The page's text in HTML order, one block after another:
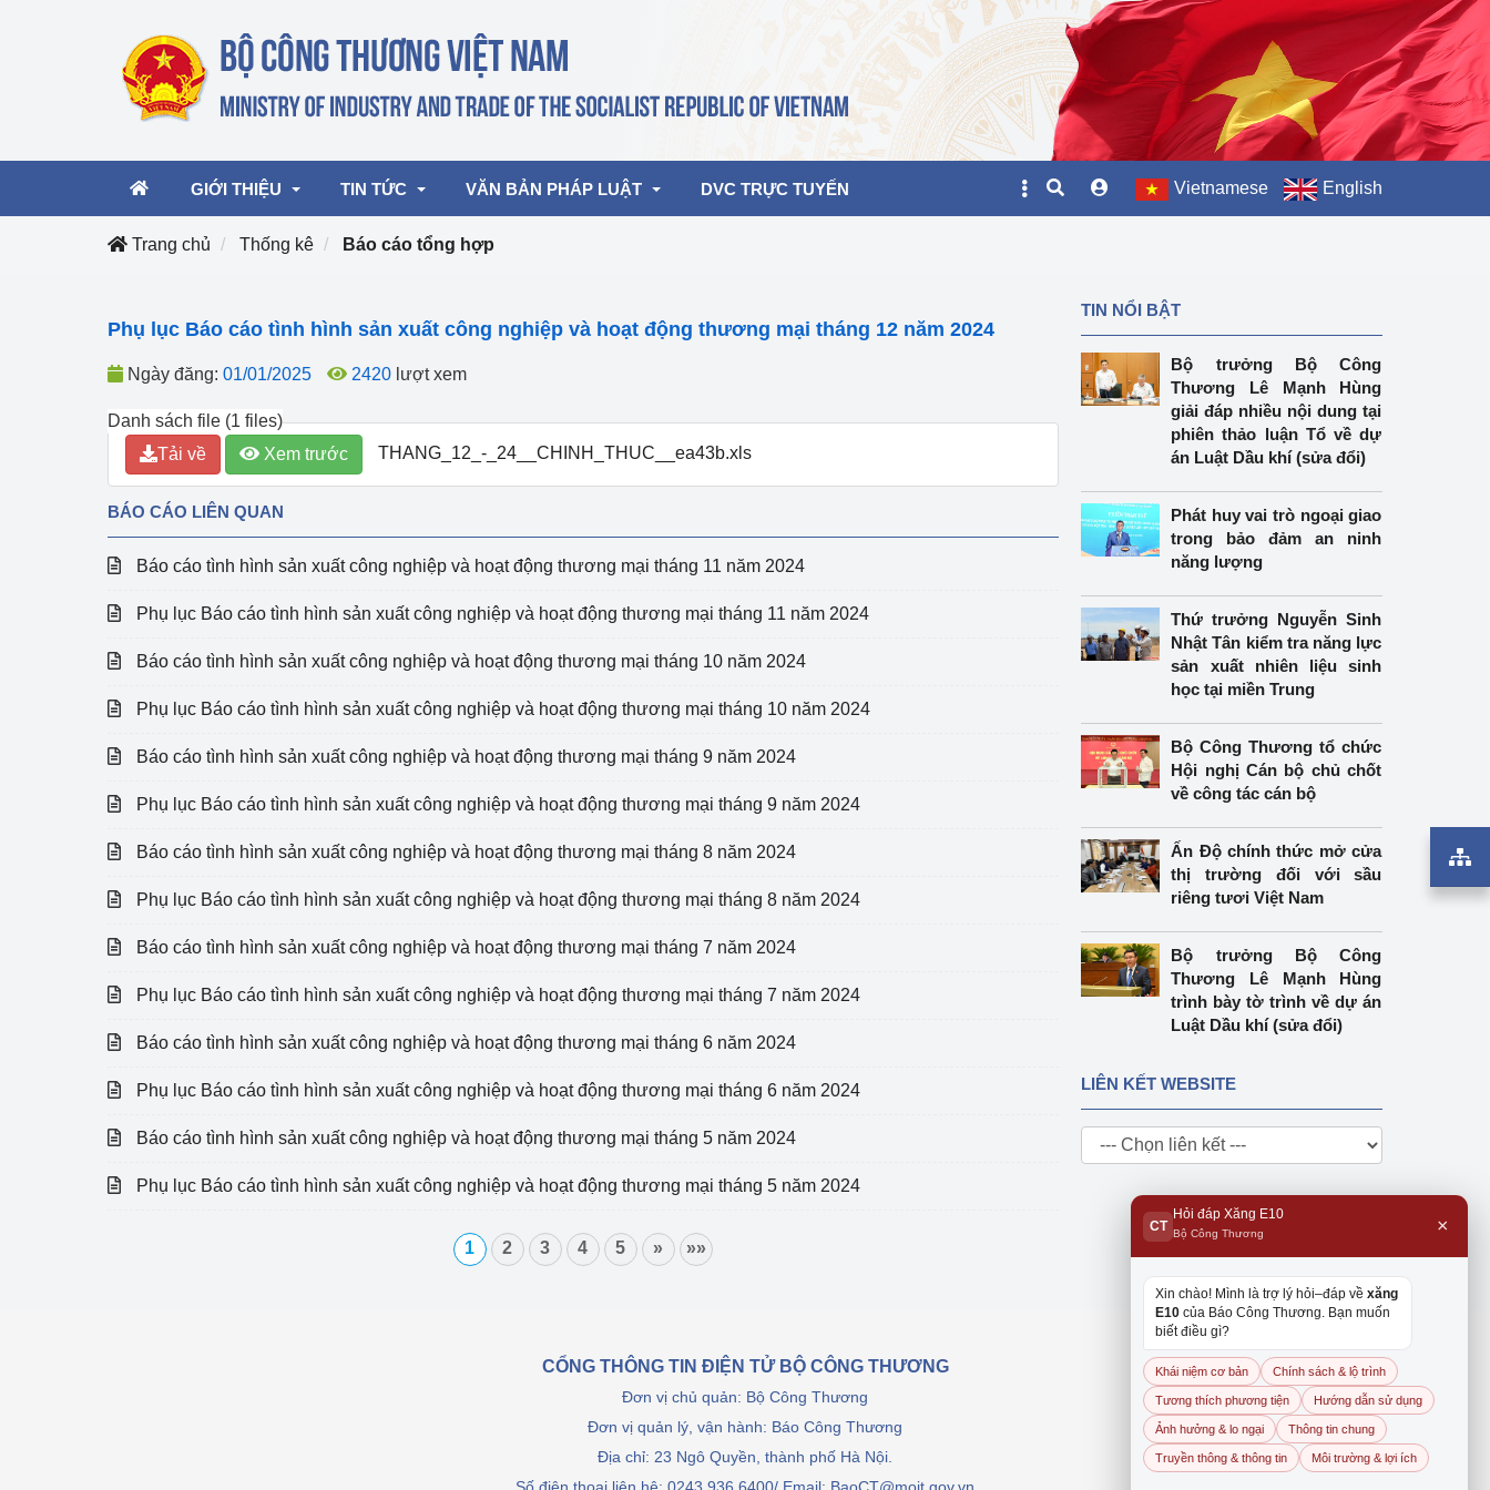
GIỚI THIỆU TIN TỨC
nước
Giải thưởng Công nghiệp, Thương
mại, Dịch vụ Việt Nam 2026
Hoạt động của Bộ trưởng
Thông cáo báo chí
Điểm báo
Chuyển đổi số
Lịch sử phát triển
Bản tin Thị trường Nông Lâm Thủy sản
Phát triển nguồn nhân lực
Phát triển bền vững
Tổ chức kiểm định
Tổ chức kiểm định kỹ thuật an toàn lao
Bộ Công Thương
Tổ chức được cấp GCN đăng ký, hoạt
làm việc ở môi trường không có nguy
LPG
Tổ chức huấn luyện, bồi dưỡng
lao động
Văn hóa ngành Công Thương
Tái cơ cấu ngành Công Thương
Quản lý thị trường
Sử dụng năng lượng tiết kiệm và
Hiệu quả năng lượng
tạo
Thông báo
Bảo vệ môi trường Video bảo vệ môi trường
Khu vực miền Trung
Khu vực miền Nam
Hiệp định EVFTA
Thị trường châu Á – châu Phi
Thị trường châu Âu – châu Mỹ
Ngành Công Thương đưa nghị quyết
VĂN BẢN PHÁP LUẬT
Văn bản điều hành
DVC TRỰC TUYẾN Vietnamese English
Trang chủ Thống kê Báo cáo tổng hợp
Phụ lục Báo cáo tình hình sản xuất công nghiệp và hoạt động thương mại tháng 12 năm 2024
Ngày đăng: 01/01/2025 2420 lượt xem
Danh sách file (1 files)
Tải về
Xem trước THANG_12_-_24__CHINH_THUC__ea43b.xls
BÁO CÁO LIÊN QUAN
Báo cáo tình hình sản xuất công nghiệp và hoạt động thương mại tháng 11 năm 2024
Phụ lục Báo cáo tình hình sản xuất công nghiệp và hoạt động thương mại tháng 11 năm 2024
Báo cáo tình hình sản xuất công nghiệp và hoạt động thương mại tháng 10 năm 2024
Phụ lục Báo cáo tình hình sản xuất công nghiệp và hoạt động thương mại tháng 10 năm 2024
Báo cáo tình hình sản xuất công nghiệp và hoạt động thương mại tháng 9 năm 2024
Phụ lục Báo cáo tình hình sản xuất công nghiệp và hoạt động thương mại tháng 9 năm 2024
Báo cáo tình hình sản xuất công nghiệp và hoạt động thương mại tháng 8 năm 2024
Phụ lục Báo cáo tình hình sản xuất công nghiệp và hoạt động thương mại tháng 8 năm 2024
Báo cáo tình hình sản xuất công nghiệp và hoạt động thương mại tháng 7 năm 2024
Phụ lục Báo cáo tình hình sản xuất công nghiệp và hoạt động thương mại tháng 7 năm 2024
Báo cáo tình hình sản xuất công nghiệp và hoạt động thương mại tháng 6 năm 2024
Phụ lục Báo cáo tình hình sản xuất công nghiệp và hoạt động thương mại tháng 6 năm 2024
Báo cáo tình hình sản xuất công nghiệp và hoạt động thương mại tháng 5 năm 2024
Phụ lục Báo cáo tình hình sản xuất công nghiệp và hoạt động thương mại tháng 5 năm 2024
1 2 3 4 5 » »»
TIN NỔI BẬT
Bộ trưởng Bộ Công
Thương Lê Mạnh Hùng
giải đáp nhiều nội dung tại
phiên thảo luận Tổ về dự
án Luật Dầu khí (sửa đổi)
Phát huy vai trò ngoại giao
trong bảo đảm an ninh
năng lượng
Thứ trưởng Nguyễn Sinh
Nhật Tân kiểm tra năng lực
sản xuất nhiên liệu sinh
học tại miền Trung
Bộ Công Thương tổ chức
Hội nghị Cán bộ chủ chốt
về công tác cán bộ
Ấn Độ chính thức mở cửa
thị trường đối với sầu
riêng tươi Việt Nam
Bộ trưởng Bộ Công
Thương Lê Mạnh Hùng
trình bày tờ trình về dự án
Luật Dầu khí (sửa đổi)
LIÊN KẾT WEBSITE
CỔNG THÔNG TIN ĐIỆN TỬ BỘ CÔNG THƯƠNG
Đơn vị chủ quản: Bộ Công Thương
Đơn vị quản lý, vận hành: Báo Công Thương
Địa chỉ: 23 Ngô Quyền, thành phố Hà Nội.
CT
Hỏi đáp Xăng E10
Bộ Công Thương ×
Xin chào! Mình là trợ lý hỏi–đáp về xăng
E10 của Báo Công Thương. Bạn muốn
biết điều gì?
Khái niệm cơ bản Chính sách & lộ trình
Tương thích phương tiện Hướng dẫn sử dụng
Ảnh hưởng & lo ngại Thông tin chung
Truyền thông & thông tin Môi trường & lợi ích